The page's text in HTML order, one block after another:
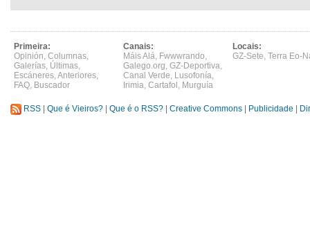
Primeira:
Opinión, Columnas,
Galerías, Últimas,
Escáneres,Anteriores,
FAQ, Buscador
Canais:
Máis Alá, Fwwwrando,
Galego.org, GZ-Deportiva,
Canal Verde, Lusofonía,
Irimia, Cartafol , Murguía
Locais:
GZ-Sete, Terra Eo-
RSS Que é Vieiros? Que é o RSS? Creative Commons Publicidade